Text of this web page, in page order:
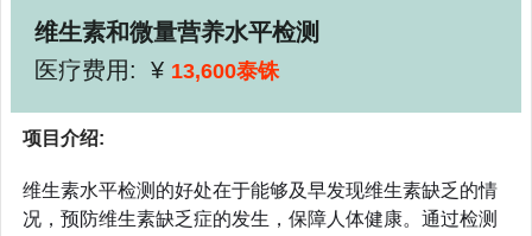
维生素和微量营养水平检测
医疗费用: ¥ 13,600泰铢
项目介绍:
维生素水平检测的好处在于能够及早发现维生素缺乏的情
况，预防维生素缺乏症的发生，保障人体健康。通过检测